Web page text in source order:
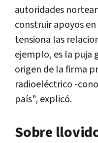
autoridades
construir apoyos
tensiona las
ejemplo, es la
origen de la firma
radioeléctrico -
país", explicó.
Sobre